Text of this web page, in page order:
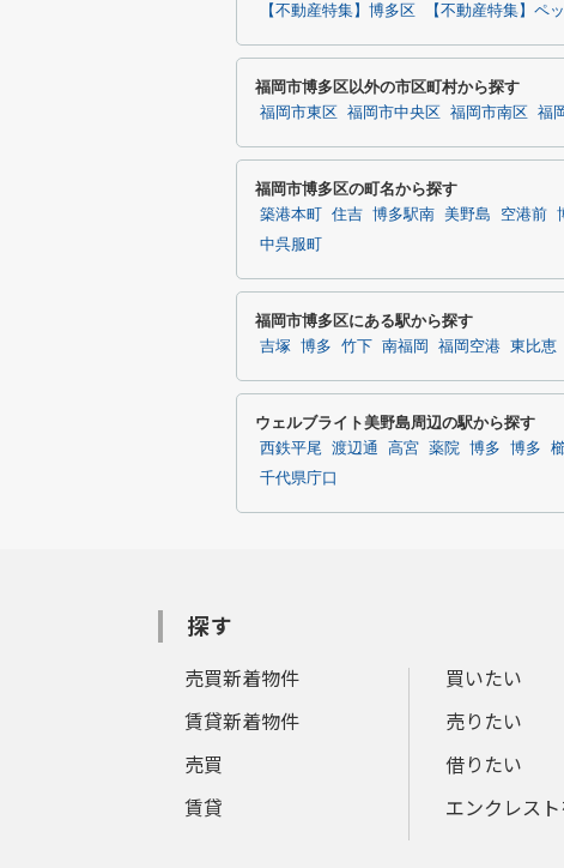
【不動産特集】博多区 【不動産特集】ペ
福岡市博多区以外の市区町村から探す
福岡市東区 福岡市中央区 福岡市南区 福
福岡市博多区の町名から探す
築港本町 住吉 博多駅南 美野島 空港前
中呉服町
福岡市博多区にある駅から探す
吉塚 博多 竹下 南福岡 福岡空港 東比恵
ウェルブライト美野島周辺の駅から探す
西鉄平尾 渡辺通 高宮 薬院 博多 博多
千代県庁口
探す
売買新着物件
賃貸新着物件
売買
賃貸
買いたい
売りたい
借りたい
エンクレス